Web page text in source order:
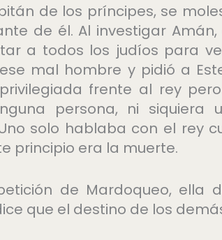
de los príncipes, se
de él. Al investigar
a todos los judíos para
mal hombre y pidió a
frente al rey
persona, ni siquiera
solo hablaba con el rey
principio era la muerte.
de Mardoqueo, ella
que el destino de los